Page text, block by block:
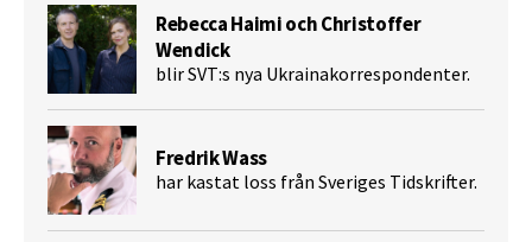
Rebecca Haimi och Christoffer
Wendick
blir SVT:s nya Ukrainakorrespondenter.
Fredrik Wass
har kastat loss från Sveriges Tidskrifter.